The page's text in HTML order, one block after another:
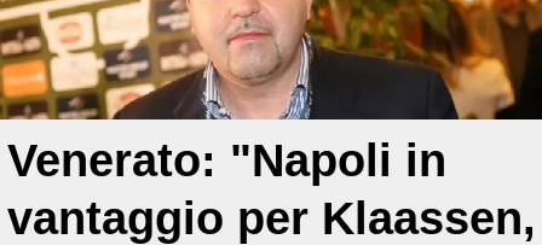
Venerato: "Napoli in
vantaggio per Klaassen,